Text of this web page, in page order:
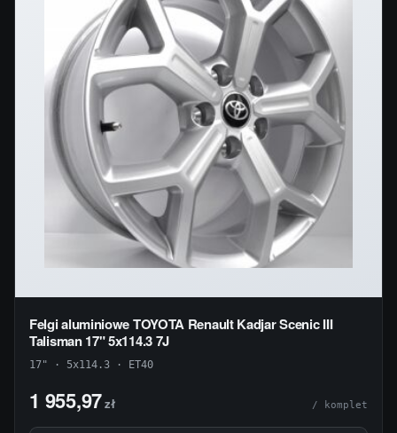
Felgi aluminiowe TOYOTA Renault Kadjar Scenic III
Talisman 17" 5x114.3 7J
17" · 5x114.3 · ET40
1 955,97zł / komplet